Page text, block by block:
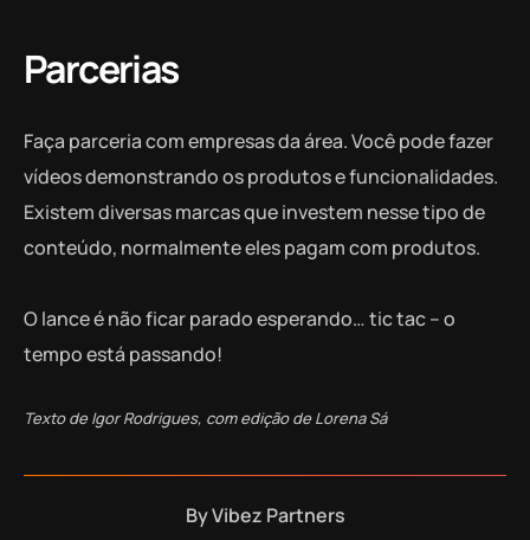
Parcerias
Faça parceria com empresas da área. Você pode fazer
vídeos demonstrando os produtos e funcionalidades.
Existem diversas marcas que investem nesse tipo de
conteúdo, normalmente eles pagam com produtos.
O lance é não ficar parado esperando… tic tac – o
tempo está passando!
Texto de Igor Rodrigues, com edição de Lorena Sá
ByVibez Partners